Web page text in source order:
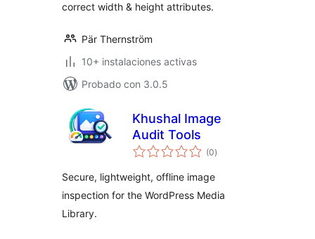
correct width & height attributes.
Pär Thernström
10+ instalaciones activas
Probado con 3.0.5
Khushal Image
Audit Tools
(0total
de
)
Secure, lightweight, offline image
inspection for the WordPress Media
Library.